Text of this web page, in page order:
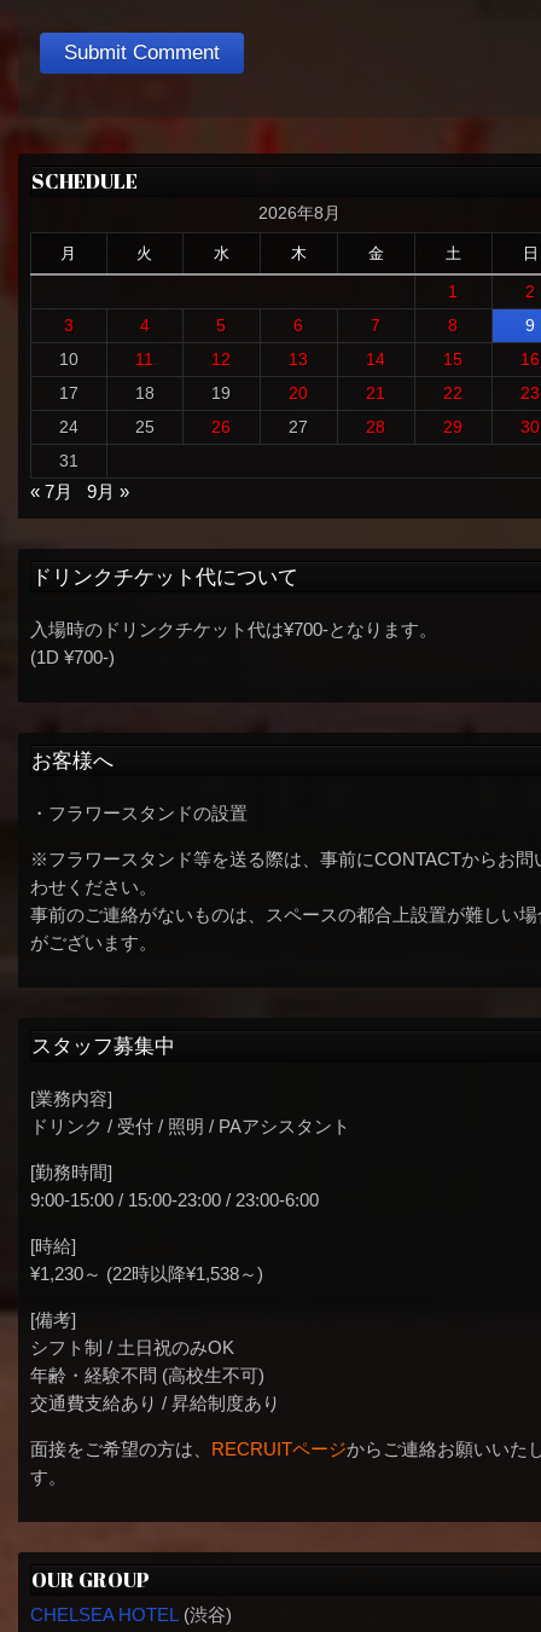
SCHEDULE
2026年8月
月 火 水 木 金 土 日
1
2
3
4 5 6 7 8
9
10
11 12 13 14 15
16
17
18 19 20 21 22
23
24
25 26 27 28 29
30
31
« 7月
9月 »
ドリンクチケット代について
入場時のドリンクチケット代は¥700-となります。
(1D ¥700-)
お客様へ
・フラワースタンドの設置
※フラワースタンド等を送る際は、事前にCONTACTからお問
わせください。
事前のご連絡がないものは、スペースの都合上設置が難しい場
がございます。
スタッフ募集中
[業務内容]
ドリンク / 受付 / 照明 / PAアシスタント
[勤務時間]
9:00-15:00 / 15:00-23:00 / 23:00-6:00
[時給]
¥1,230～ (22時以降¥1,538～)
[備考]
シフト制 / 土日祝のみOK
年齢・経験不問 (高校生不可)
交通費支給あり / 昇給制度あり
面接をご希望の方は、 RECRUITページからご連絡お願いいた
す。
OUR GROUP
CHELSEA HOTEL(渋谷)